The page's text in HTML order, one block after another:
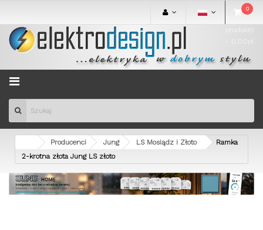
0
produktów
- 0.00zł
Menu
Producenci Jung LS Mosiądz i Złoto
Ramka
2-krotna złota Jung LS złoto